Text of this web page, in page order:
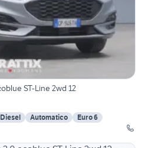
ST-Line 2wd 12
Diesel Automatico
Euro 6